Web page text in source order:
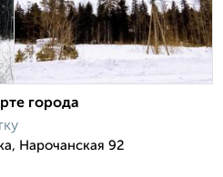
города
Нарочанская 92